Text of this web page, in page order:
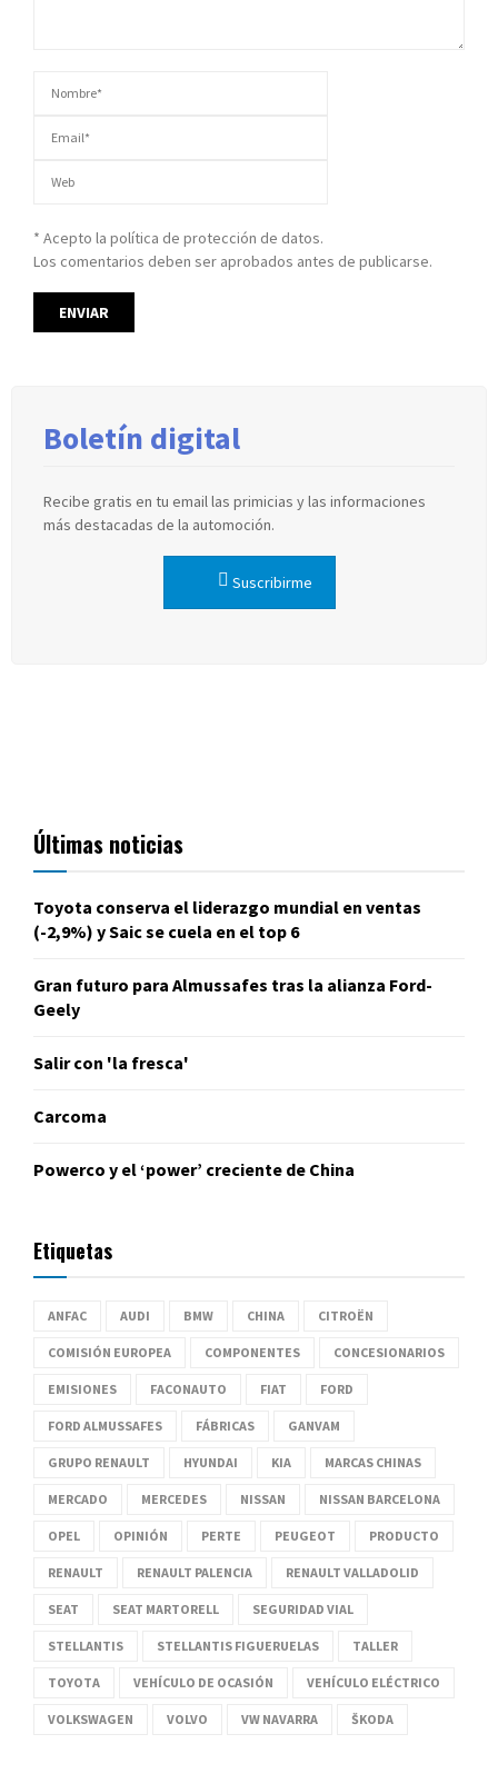
* Acepto la política de protección de datos.
Los comentarios deben ser aprobados antes de publicarse.
Boletín digital
Recibe gratis en tu email las primicias y las informaciones
más destacadas de la automoción.
Suscribirme
Últimas noticias
Toyota conserva el liderazgo mundial en ventas
(-2,9%) y Saic se cuela en el top 6
Gran futuro para Almussafes tras la alianza Ford-
Geely
Salir con 'la fresca'
Carcoma
Powerco y el ‘power’ creciente de China
Etiquetas
ANFAC AUDI BMW CHINA CITROËN
COMISIÓN EUROPEA COMPONENTES CONCESIONARIOS
EMISIONES FACONAUTO FIAT FORD
FORD ALMUSSAFES FÁBRICAS GANVAM
GRUPO RENAULT HYUNDAI KIA MARCAS CHINAS
MERCADO MERCEDES NISSAN NISSAN BARCELONA
OPEL OPINIÓN PERTE PEUGEOT PRODUCTO
RENAULT RENAULT PALENCIA RENAULT VALLADOLID
SEAT SEAT MARTORELL SEGURIDAD VIAL
STELLANTIS STELLANTIS FIGUERUELAS TALLER
TOYOTA VEHÍCULO DE OCASIÓN VEHÍCULO ELÉCTRICO
VOLKSWAGEN VOLVO VW NAVARRA ŠKODA